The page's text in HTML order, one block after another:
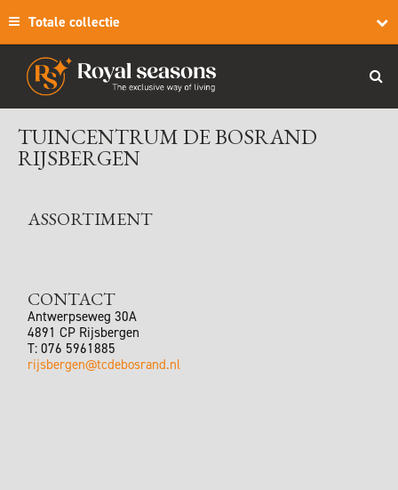
Totale collectie
TUINCENTRUM DE BOSRAND
RIJSBERGEN
ASSORTIMENT
CONTACT
Antwerpseweg 30A
4891 CP Rijsbergen
T:076 5961885
rijsbergen@tcdebosrand.nl